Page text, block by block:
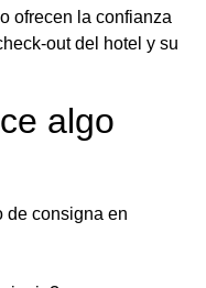
ofrecen la confianza
out del hotel y su
algo
de consigna en